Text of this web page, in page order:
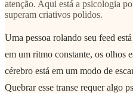
atenção. Aqui está a psicologia
superam criativos polidos.
Uma pessoa rolando seu feed
em um ritmo constante, os olhos
cérebro está em um modo de
Quebrar esse transe requer algo